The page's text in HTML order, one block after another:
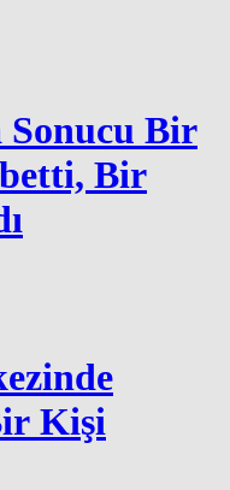
Sonucu Bir
Bir
Kişi